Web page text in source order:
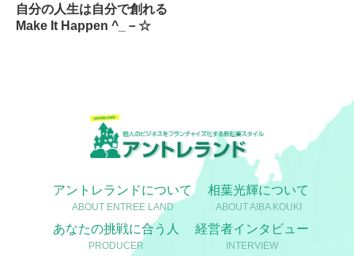
自分の人生は自分で創れる
Make It Happen ^_－☆
アントレランドについて
ABOUT ENTREE LAND
相葉光輝について
ABOUT AIBA KOUKI
あなたの挑戦に合う人
PRODUCER
経営者インタビュー
INTERVIEW